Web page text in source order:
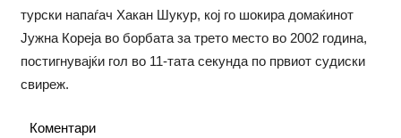
турски напаѓач Хакан Шукур, кој го шокира домаќинот
Јужна Кореја во борбата за трето место во 2002 година,
постигнувајќи гол во 11-тата секунда по првиот судиски
свиреж.
Коментари